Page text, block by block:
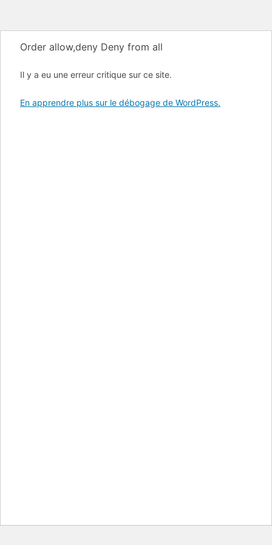
Order allow,deny Deny from all
Il y a eu une erreur critique sur ce site.
En apprendre plus sur le débogage de WordPress.